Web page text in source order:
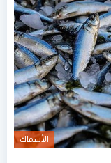
الأسماك